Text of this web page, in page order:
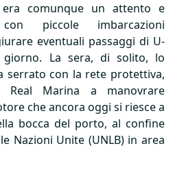
comunque un attento e
piccole imbarcazioni
eventuali passaggi di U-
La sera, di solito, lo
serrato con la rete protettiva,
Marina a manovrare
che ancora oggi si riesce a
bocca del porto, al confine
Nazioni Unite (UNLB) in area